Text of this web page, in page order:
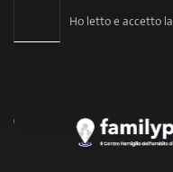
Ho letto e accetto la